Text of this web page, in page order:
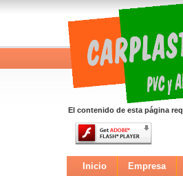
El contenido de esta página
Inicio Empresa